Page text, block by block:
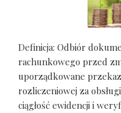
Definicja: Odbiór
rachunkowego przed
uporządkowane
rozliczeniowej za
ciągłość ewidencji i